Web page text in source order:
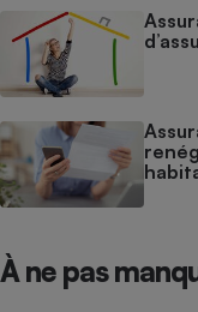
À ne pas